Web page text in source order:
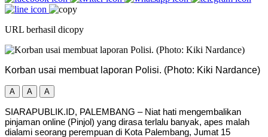
URL berhasil dicopy
Korban usai membuat laporan Polisi. (Photo: Kiki Nardance)
A A A
SIARAPUBLIK.ID, PALEMBANG – Niat hati mengembalikan
pinjaman online (Pinjol) yang dirasa terlalu banyak, apes malah
dialami seorang perempuan di Kota Palembang, Jumat 15